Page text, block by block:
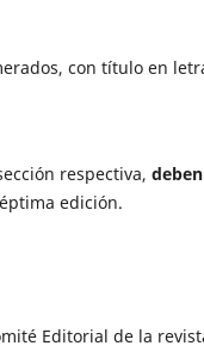
con título en
respectiva,
edición.
Editorial de la